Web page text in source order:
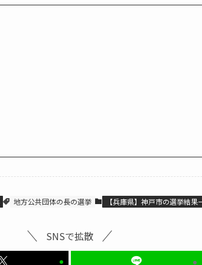
地方公共団体の長の選挙 【兵庫県】神戸市の選挙結果
SNSで拡散